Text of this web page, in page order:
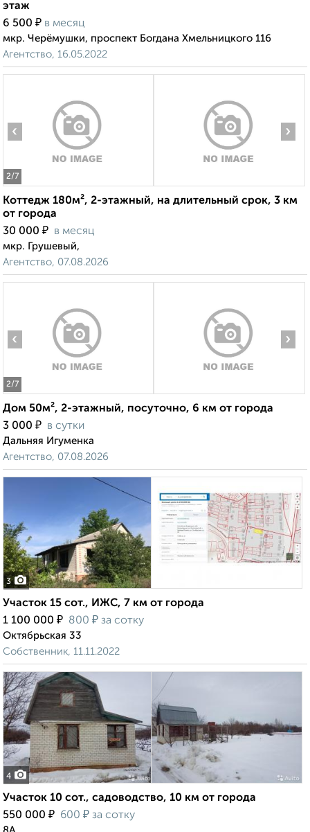
этаж
6 500 ₽ в месяц
мкр. Черёмушки, проспект Богдана Хмельницкого 116
Агентство, 16.05.2022
2/7
‹ ›
Коттедж 180м², 2-этажный, на длительный срок, 3 км
от города
30 000 ₽ в месяц
мкр. Грушевый,
Агентство, 07.08.2026
2/7
‹ ›
Дом 50м², 2-этажный, посуточно, 6 км от города
3 000 ₽ в сутки
Дальняя Игуменка
Агентство, 07.08.2026
3
Участок 15 сот., ИЖС, 7 км от города
1 100 000 ₽ 800 ₽ за сотку
Октябрьская 33
Собственник, 11.11.2022
4
Участок 10 сот., садоводство, 10 км от города
550 000 ₽ 600 ₽ за сотку